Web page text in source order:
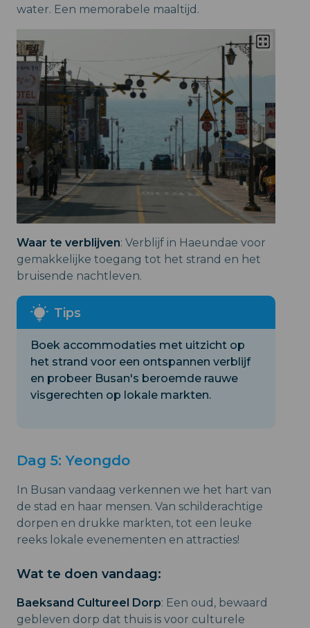
water. Een memorabele maaltijd.
Waar te verblijven: Verblijf in Haeundae voor
gemakkelijke toegang tot het strand en het
bruisende nachtleven.
Boek accommodaties met uitzicht op
het strand voor een ontspannen verblijf
en probeer Busan's beroemde rauwe
visgerechten op lokale markten.
Dag 5: Yeongdo
In Busan vandaag verkennen we het hart van
de stad en haar mensen. Van schilderachtige
dorpen en drukke markten, tot een leuke
reeks lokale evenementen en attracties!
Wat te doen vandaag:
Baeksand Cultureel Dorp: Een oud, bewaard
gebleven dorp dat thuis is voor culturele